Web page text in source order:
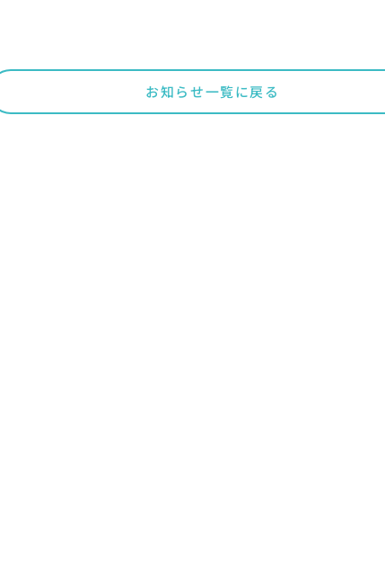
お知らせ一覧に戻る